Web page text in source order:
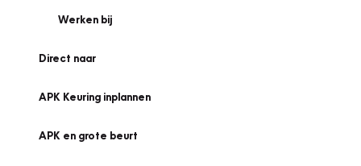
Werken bij
Direct naar
APK Keuring inplannen
APK en grote beurt